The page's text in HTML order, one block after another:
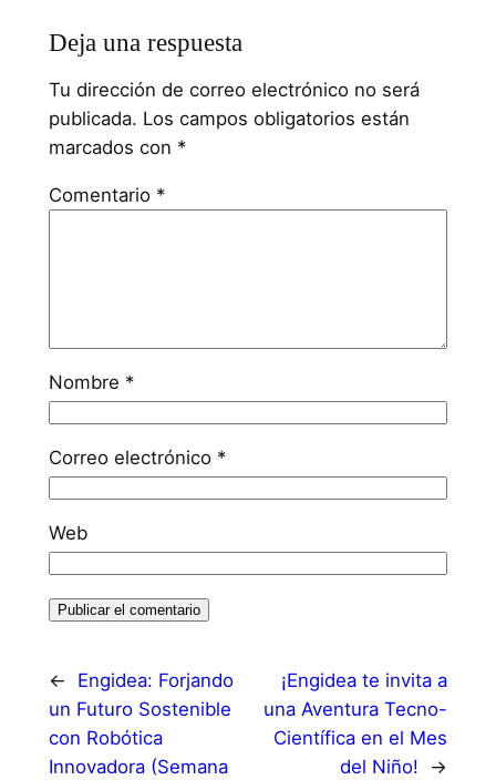
Deja una respuesta
Tu dirección de correo electrónico no será
publicada. Los campos obligatorios están
marcados con *
Comentario *
Nombre *
Correo electrónico *
Web
←
Engidea: Forjando
un Futuro Sostenible
con Robótica
Innovadora (Semana
¡Engidea te invita a
una Aventura Tecno-
Científica en el Mes
del Niño!
→